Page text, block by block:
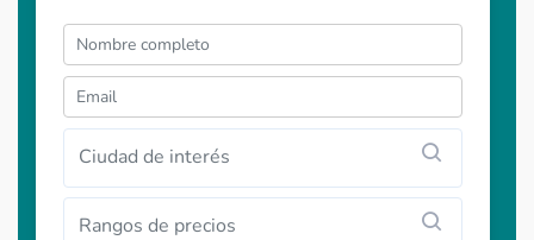
Ciudad de interés
Rangos de precios